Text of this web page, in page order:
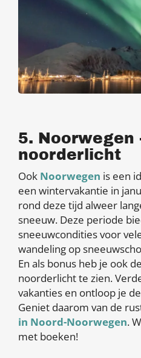
5. Noorwegen
noorderlicht
Ook Noorwegen is een
een wintervakantie in
rond deze tijd alweer
sneeuw. Deze periode
sneeuwcondities voor
wandeling op
En als bonus heb je ook
noorderlicht te zien.
vakanties en ontloop je
Geniet daarom van de
in Noord-Noorwegen.
met boeken!